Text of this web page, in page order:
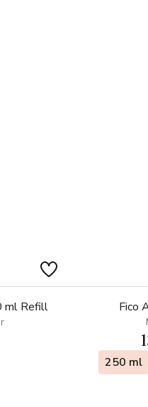
ml Refill Fico
250 ml